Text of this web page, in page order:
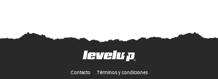
Contacto Términos y condiciones